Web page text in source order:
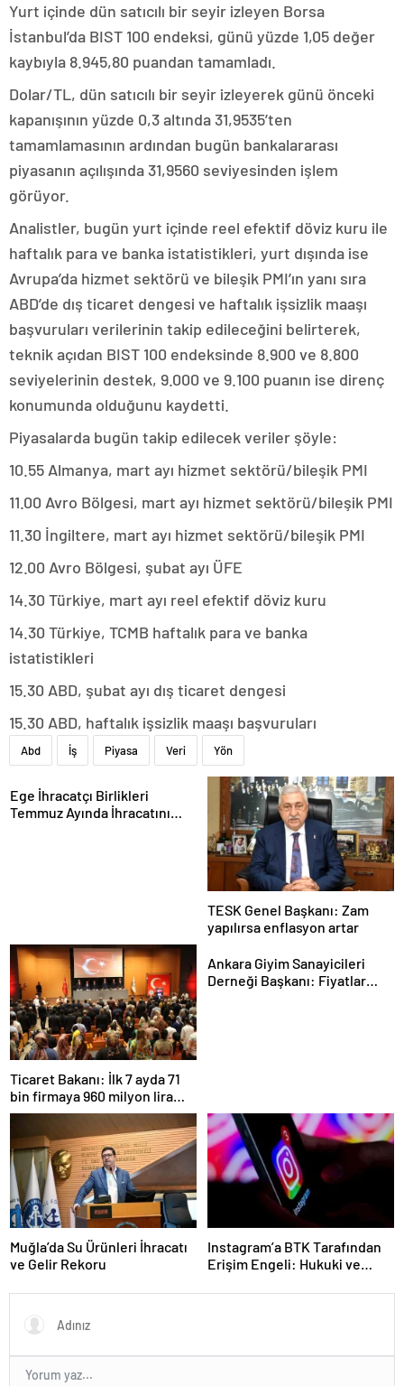
Yurt içinde dün satıcılı bir seyir izleyen Borsa
İstanbul’da BIST 100 endeksi, günü yüzde 1,05 değer
kaybıyla 8.945,80 puandan tamamladı.
Dolar/TL, dün satıcılı bir seyir izleyerek günü önceki
kapanışının yüzde 0,3 altında 31,9535’ten
tamamlamasının ardından bugün bankalararası
piyasanın açılışında 31,9560 seviyesinden işlem
görüyor.
Analistler, bugün yurt içinde reel efektif döviz kuru ile
haftalık para ve banka istatistikleri, yurt dışında ise
Avrupa’da hizmet sektörü ve bileşik PMI’ın yanı sıra
ABD’de dış ticaret dengesi ve haftalık işsizlik maaşı
başvuruları verilerinin takip edileceğini belirterek,
teknik açıdan BIST 100 endeksinde 8.900 ve 8.800
seviyelerinin destek, 9.000 ve 9.100 puanın ise direnç
konumunda olduğunu kaydetti.
Piyasalarda bugün takip edilecek veriler şöyle:
10.55 Almanya, mart ayı hizmet sektörü/bileşik PMI
11.00 Avro Bölgesi, mart ayı hizmet sektörü/bileşik PMI
11.30 İngiltere, mart ayı hizmet sektörü/bileşik PMI
12.00 Avro Bölgesi, şubat ayı ÜFE
14.30 Türkiye, mart ayı reel efektif döviz kuru
14.30 Türkiye, TCMB haftalık para ve banka
istatistikleri
15.30 ABD, şubat ayı dış ticaret dengesi
15.30 ABD, haftalık işsizlik maaşı başvuruları
Abd İş Piyasa Veri Yön
Ege İhracatçı Birlikleri
Temmuz Ayında İhracatını
TESK Genel Başkanı: Zam
yapılırsa enflasyon artar
Ticaret Bakanı: İlk 7 ayda 71
bin firmaya 960 milyon lira
ceza uygulandı
Ankara Giyim Sanayicileri
Derneği Başkanı: Fiyatlar
Muğla’da Su Ürünleri İhracatı
ve Gelir Rekoru
Instagram’a BTK Tarafından
Erişim Engeli: Hukuki ve